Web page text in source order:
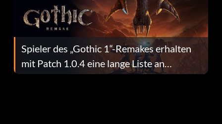
Spieler des „Gothic 1“-Remakes erhalten
mit Patch 1.0.4 eine lange Liste an
Fehlerbehebungen